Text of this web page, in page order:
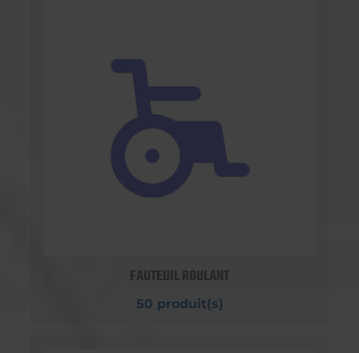
FAUTEUIL ROULANT
50 produit(s)